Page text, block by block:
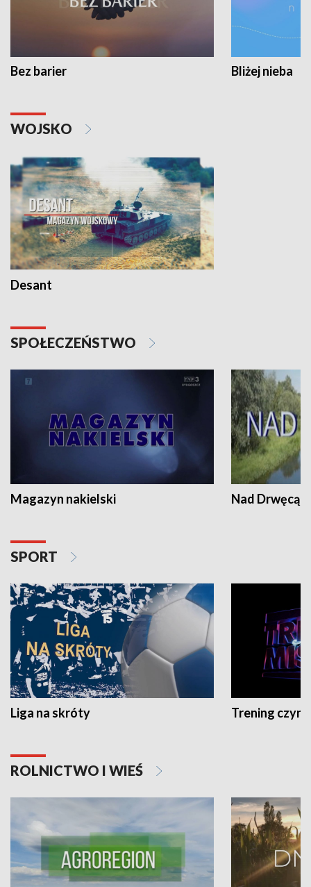
Bez barier Bliżej nieba
WOJSKO
Desant
SPOŁECZEŃSTWO
Magazyn nakielski Nad Drwęcą
SPORT
Liga na skróty Trening czyni
ROLNICTWO I WIEŚ